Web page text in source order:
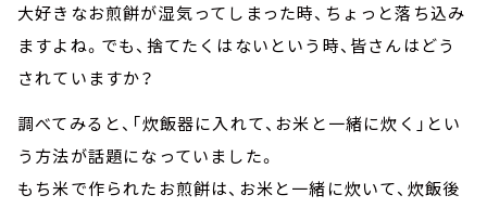
大好きなお煎餅が湿気ってしまった時、ちょっと落ち込み
ますよね。でも、捨てたくはないという時、皆さんはどう
されていますか？
調べてみると、「炊飯器に入れて、お米と一緒に炊く」とい
う方法が話題になっていました。
もち米で作られたお煎餅は、お米と一緒に炊いて、炊飯後